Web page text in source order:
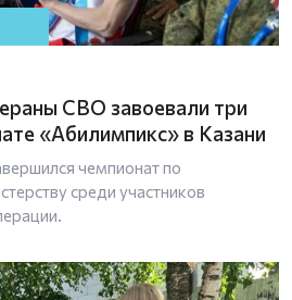
СВО завоевали три
«Абилимпикс» в Казани
чемпионат по
среди участников